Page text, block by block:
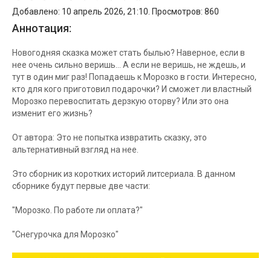
Добавлено: 10 апрель 2026, 21:10. Просмотров: 860
Аннотация:
Новогодняя сказка может стать былью? Наверное, если в
нее очень сильно веришь… А если не веришь, не ждешь, и
тут в один миг раз! Попадаешь к Морозко в гости. Интересно,
кто для кого приготовил подарочки? И сможет ли властный
Морозко перевоспитать дерзкую оторву? Или это она
изменит его жизнь?
От автора: Это не попытка извратить сказку, это
альтернативный взгляд на нее.
Это сборник из коротких историй литсериала. В данном
сборнике будут первые две части:
"Морозко. По работе ли оплата?"
"Снегурочка для Морозко"